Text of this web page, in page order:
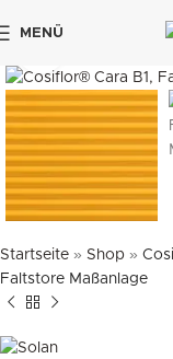
MENÜ
Startseite » Shop »
Faltstore Maßanlage